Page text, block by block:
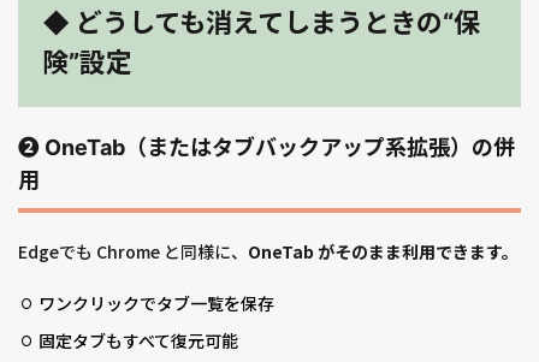
◆ どうしても消えてしまうときの“保
険”設定
❷ OneTab（またはタブバックアップ系拡張）の併
用
Edgeでも Chrome と同様に、 OneTab がそのまま利用できます。
ワンクリックでタブ一覧を保存
固定タブもすべて復元可能